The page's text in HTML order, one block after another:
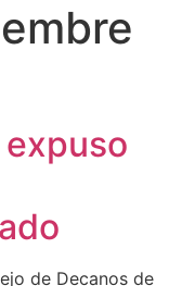
de Decanos de